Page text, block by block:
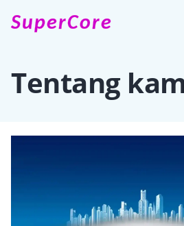
SuperCore
Tentang